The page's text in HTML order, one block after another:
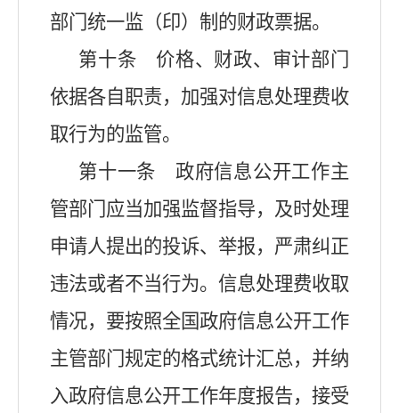
部门统一监（印）制的财政票据。
第十条 价格、财政、审计部门
依据各自职责，加强对信息处理费收
取行为的监管。
第十一条 政府信息公开工作主
管部门应当加强监督指导，及时处理
申请人提出的投诉、举报，严肃纠正
违法或者不当行为。信息处理费收取
情况，要按照全国政府信息公开工作
主管部门规定的格式统计汇总，并纳
入政府信息公开工作年度报告，接受